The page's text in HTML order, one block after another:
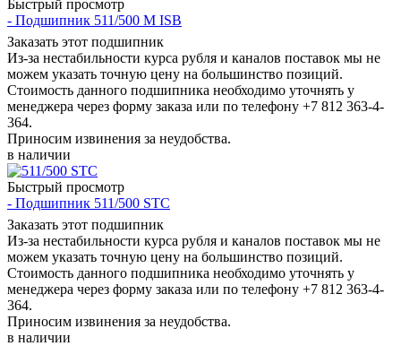
Быстрый просмотр
- Подшипник 511/500 M ISB
Заказать этот подшипник
Из-за нестабильности курса рубля и каналов поставок мы не
можем указать точную цену на большинство позиций.
Стоимость данного подшипника необходимо уточнять у
менеджера через форму заказа или по телефону +7 812 363-4-
364.
Приносим извинения за неудобства.
в наличии
Быстрый просмотр
- Подшипник 511/500 STC
Заказать этот подшипник
Из-за нестабильности курса рубля и каналов поставок мы не
можем указать точную цену на большинство позиций.
Стоимость данного подшипника необходимо уточнять у
менеджера через форму заказа или по телефону +7 812 363-4-
364.
Приносим извинения за неудобства.
в наличии